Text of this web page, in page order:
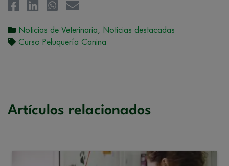
Noticias de Veterinaria, Noticias destacadas
Curso Peluquería Canina
Artículos relacionados